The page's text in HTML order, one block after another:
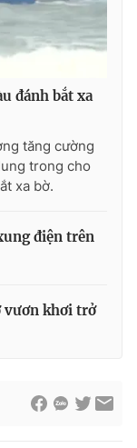
đánh bắt xa
tăng cường
trong cho
xa bờ.
điện trên
vươn khơi trở